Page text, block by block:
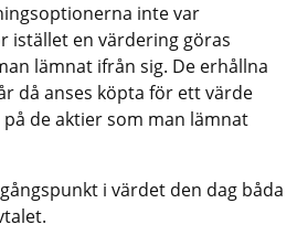
inte var
istället en värdering göras
lämnat ifrån sig. De erhållna
då anses köpta för ett värde
de aktier som man lämnat
i värdet den dag båda